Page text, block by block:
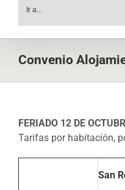
Ir a...
Convenio
FERIADO 12 DE
Tarifas por habitación,
San